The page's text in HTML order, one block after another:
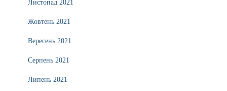
Листопад 2021
Жовтень 2021
Вересень 2021
Серпень 2021
Липень 2021